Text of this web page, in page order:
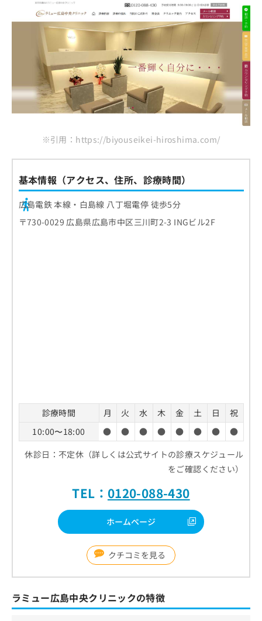
※引用：https://biyouseikei-hiroshima.com/
基本情報（アクセス、住所、診療時間）
広島電鉄 本線・白島線 八丁堀電停 徒歩5分
〒730-0029 広島県広島市中区三川町2-3 INGビル2F
診療時間 月 火 水 木 金 土 日
祝
10:00〜18:00
● ● ● ● ● ● ●
●
休診日：不定休（詳しくは公式サイトの診療スケジュール
をご確認ください）
TEL： 0120-088-430
ホームページ
クチコミを見る
ラミュー広島中央クリニックの特徴